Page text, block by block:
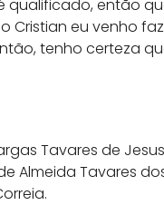
qualificado, então
Cristian eu venho
tenho certeza
Tavares de Jesus
Almeida Tavares